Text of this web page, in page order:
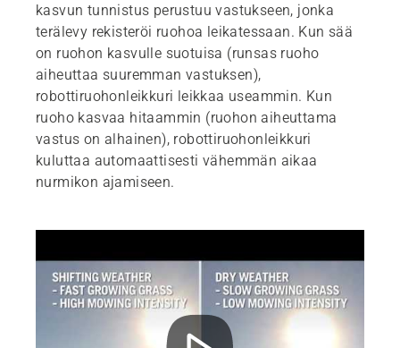
kasvun tunnistus perustuu vastukseen, jonka
terälevy rekisteröi ruohoa leikatessaan. Kun sää
on ruohon kasvulle suotuisa (runsas ruoho
aiheuttaa suuremman vastuksen),
robottiruohonleikkuri leikkaa useammin. Kun
ruoho kasvaa hitaammin (ruohon aiheuttama
vastus on alhainen), robottiruohonleikkuri
kuluttaa automaattisesti vähemmän aikaa
nurmikon ajamiseen.